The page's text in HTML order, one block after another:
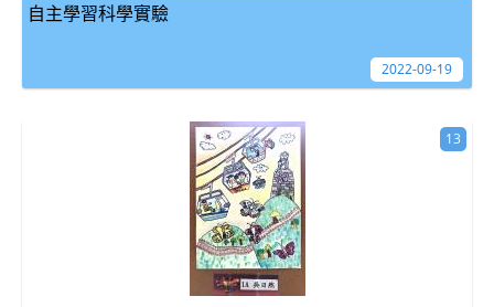
自主學習科學實驗
2022-09-19
13